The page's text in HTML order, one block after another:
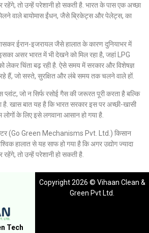
रहेंगे, तो उन्हें परेशानी हो सकती है. भारत के पास एक अच्छा
वाले बायोमास ईंधन, जैसे ब्रिकेट्स और पेलेट्स, का
ईरान-इजरायल जैसे हालात के कारण दुनियाभर में
असर भारत में भी देखने को मिल रहा है, जहां LPG
लेकर चिंता बढ़ रही है. ऐसे समय में सरकार और विशेषज्ञ
रहे हैं, जो सस्ते, सुरक्षित और लंबे समय तक चलने वाले हों.
प्लांट, जो न सिर्फ रसोई गैस की जरूरत पूरी करता है बल्कि
खास बात यह है कि भारत सरकार इस पर अच्छी-खासी
के लिए इसे लगवाना आसान हो गया है.
(Go Green Mechanisms Pvt. Ltd.) किसान
हालात से यह साफ हो गया है कि अगर उद्योग ज्यादा
तो उन्हें परेशानी हो सकती है.
Tech
Copyright 2026 © Vihaan Clean &
Green Pvt Ltd.